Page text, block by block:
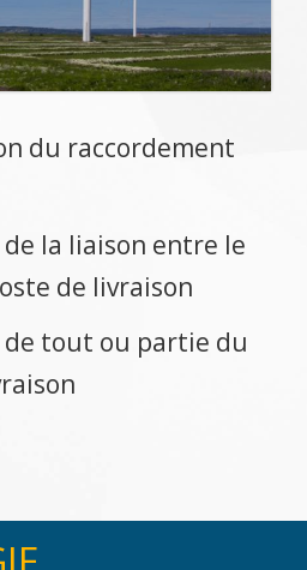
du raccordement
la liaison entre le
de livraison
de tout ou partie du